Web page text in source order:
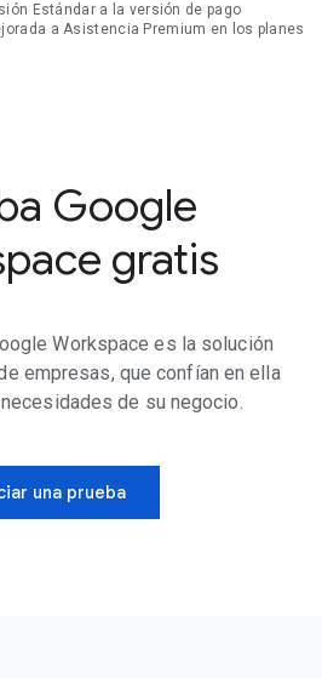
Estándar a la versión de pago
a Asistencia Premium en los planes
Google
gratis
Workspace es la solución
empresas, que confían en ella
de su negocio.
una prueba